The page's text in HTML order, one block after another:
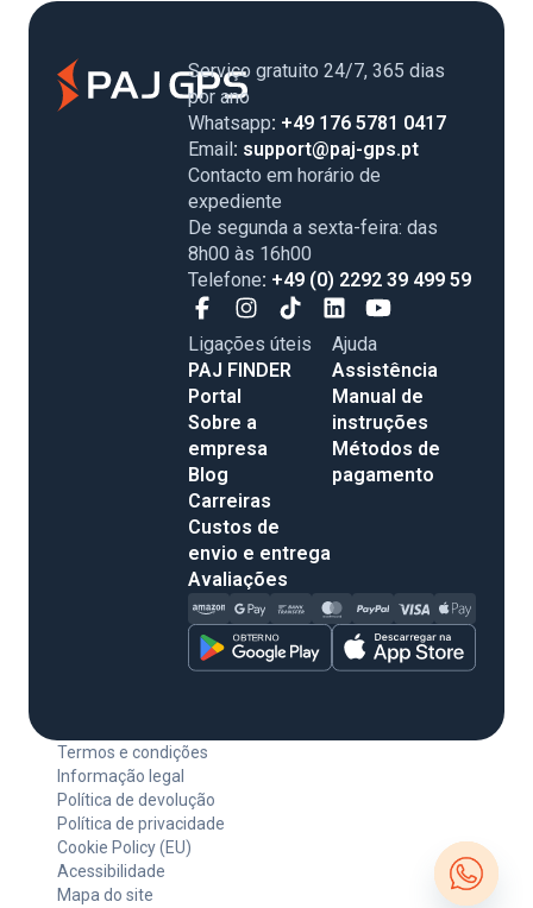
Serviço gratuito 24/7, 365 dias
por ano
Whatsapp: +49 176 5781 0417
Email: support@paj-gps.pt
Contacto em horário de
expediente
De segunda a sexta-feira: das
8h00 às 16h00
Telefone: +49 (0) 2292 39 499 59
Ligações úteis
PAJ FINDER
Portal
Sobre a
empresa
Blog
Carreiras
Custos de
envio e entrega
Avaliações
Ajuda
Assistência
Manual de
instruções
Métodos de
pagamento
Termos e condições
Informação legal
Política de devolução
Política de privacidade
Cookie Policy (EU)
Acessibilidade
Mapa do site